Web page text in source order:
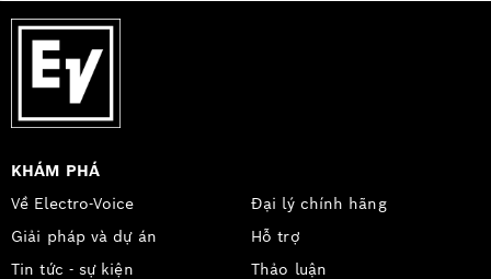
KHÁM PHÁ
Về Electro-Voice
Giải pháp và dự án
Tin tức - sự kiện
Đại lý chính hãng
Hỗ trợ
Thảo luận